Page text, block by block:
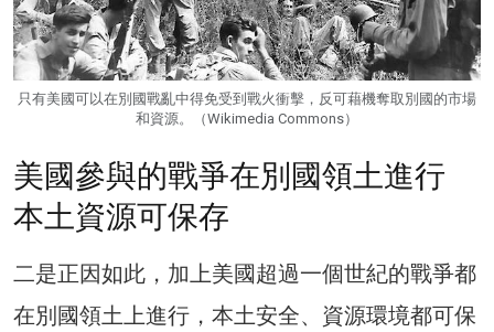
只有美國可以在別國戰亂中得免受到戰火衝擊，反可藉機奪取別國的市場
和資源。（Wikimedia Commons）
美國參與的戰爭在別國領土進行
本土資源可保存
二是正因如此，加上美國超過一個世紀的戰爭都
在別國領土上進行，本土安全、資源環境都可保